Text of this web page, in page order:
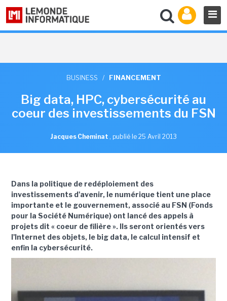
BUSINESS / FINANCEMENT
Big data, HPC, cybersécurité au
coeur des investissements du FSN
Jacques Cheminat , publié le 25 Avril 2013
Dans la politique de redéploiement des
investissements d'avenir, le numérique tient une place
importante et le gouvernement, associé au FSN (Fonds
pour la Société Numérique) ont lancé des appels à
projets dit « coeur de filière ». Ils seront orientés vers
l'Internet des objets, le big data, le calcul intensif et
enfin la cybersécurité.